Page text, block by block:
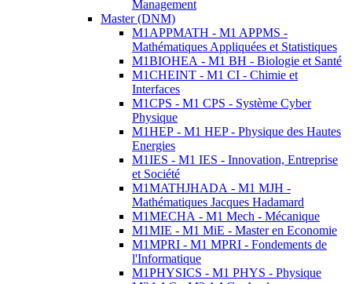
Management
Master (DNM)
M1APPMATH - M1 APPMS -
Mathématiques Appliquées et Statistiques
M1BIOHEA - M1 BH - Biologie et Santé
M1CHEINT - M1 CI - Chimie et
Interfaces
M1CPS - M1 CPS - Système Cyber
Physique
M1HEP - M1 HEP - Physique des Hautes
Energies
M1IES - M1 IES - Innovation, Entreprise
et Société
M1MATHJHADA - M1 MJH -
Mathématiques Jacques Hadamard
M1MECHA - M1 Mech - Mécanique
M1MIE - M1 MiE - Master en Economie
M1MPRI - M1 MPRI - Fondements de
l'Informatique
M1PHYSICS - M1 PHYS - Physique